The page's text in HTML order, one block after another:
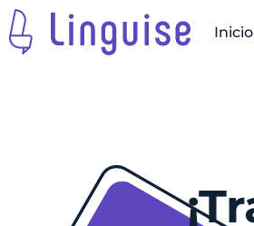
Inicio